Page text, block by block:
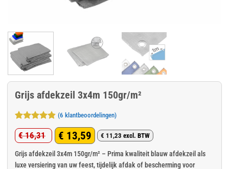
Grijs afdekzeil 3x4m 150gr/m²
Gewaardeerd
4.83op 5
gebaseerd
op
6
klant
waarderingen
(6 klantbeoordelingen)
€16,31
Oorspronkelijke
prijs
€ 13,59
Huidige
prijs
€ 11,23 excl. BTW
Grijs afdekzeil 3x4m 150gr/m² – Prima kwaliteit blauw afdekzeil als
luxe versiering van uw feest, tijdelijk afdak of bescherming voor